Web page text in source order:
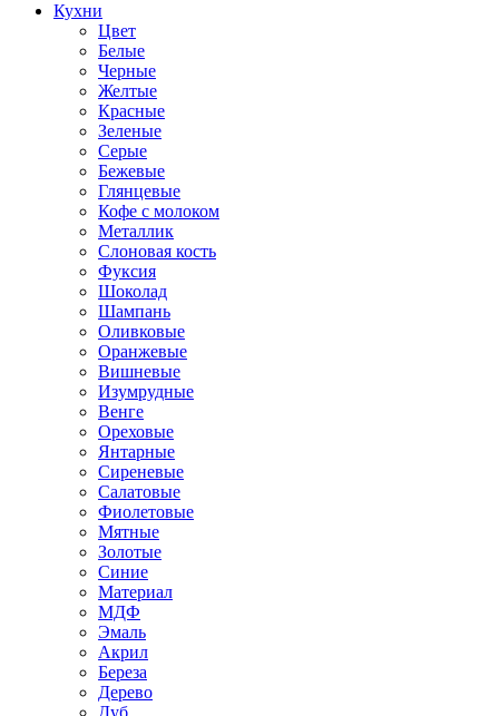
Кухни
Цвет
Белые
Черные
Желтые
Красные
Зеленые
Серые
Бежевые
Глянцевые
Кофе с молоком
Металлик
Слоновая кость
Фуксия
Шоколад
Шампань
Оливковые
Оранжевые
Вишневые
Изумрудные
Венге
Ореховые
Янтарные
Сиреневые
Салатовые
Фиолетовые
Мятные
Золотые
Синие
Материал
МДФ
Эмаль
Акрил
Береза
Дерево
Дуб